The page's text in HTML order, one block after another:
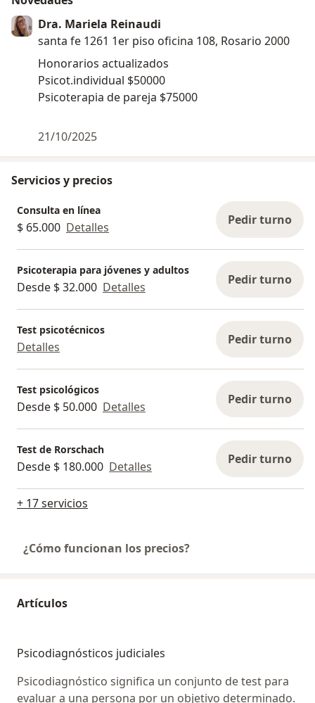
Dra. Mariela Reinaudi
santa fe 1261 1er piso oficina 108, Rosario 2000
Honorarios actualizados
Psicot.individual $50000
Psicoterapia de pareja $75000
21/10/2025
Servicios y precios
Consulta en línea
$ 65.000 Detalles Pedir turno
Psicoterapia para jóvenes y adultos
Desde $ 32.000 Detalles Pedir turno
Test psicotécnicos
Detalles Pedir turno
Test psicológicos
Desde $ 50.000 Detalles Pedir turno
Test de Rorschach
Desde $ 180.000 Detalles Pedir turno
+ 17 servicios
¿Cómo funcionan los precios?
Artículos
Psicodiagnósticos judiciales
Psicodiagnóstico significa un conjunto de test para
evaluar a una persona por un objetivo determinado.